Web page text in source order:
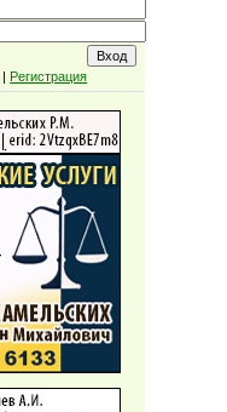
| Регистрация